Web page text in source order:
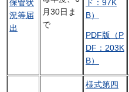
保管状
況等届
出
月30日ま
で
ド：97K
B）
PDF版（P
DF：203K
B）
様式第四